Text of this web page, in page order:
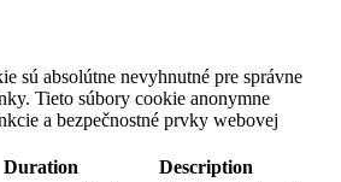
sú absolútne nevyhnutné pre správne
Tieto súbory cookie anonymne
a bezpečnostné prvky webovej
Duration Description